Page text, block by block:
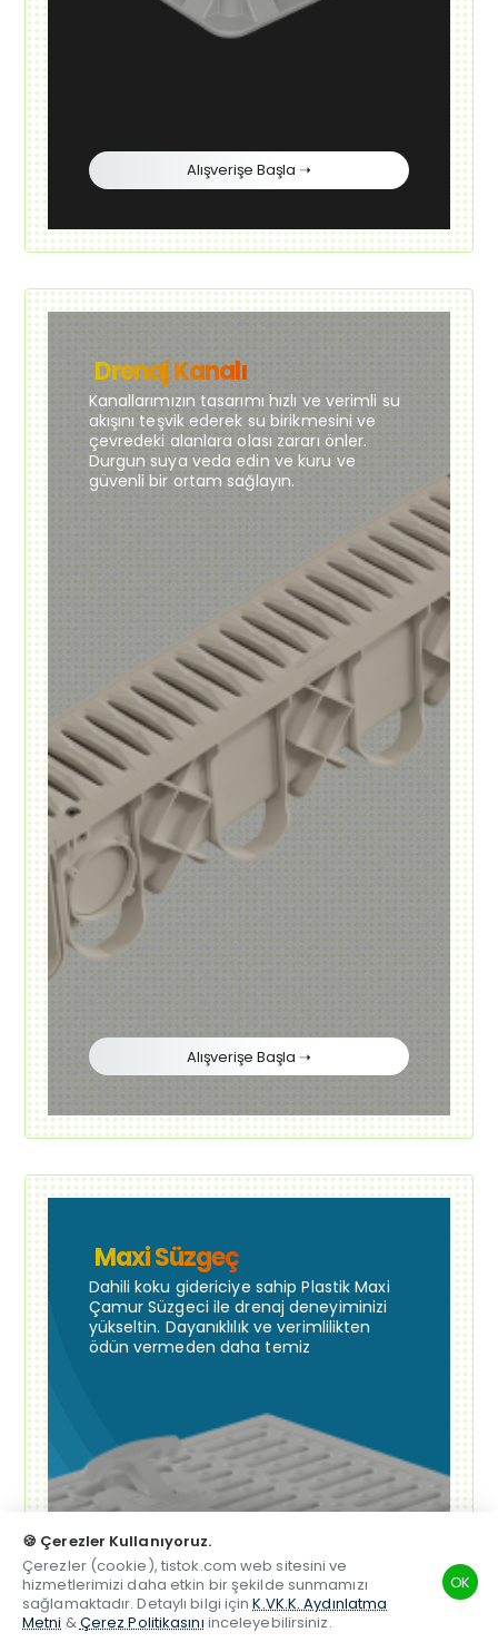
TSM Hesabım Whatsapp Telefon Beğenilen
🍪 Çerezler Kullanıyoruz.
Çerezler (cookie), tistok.com web sitesini ve
hizmetlerimizi daha etkin bir şekilde sunmamızı
sağlamaktadır. Detaylı bilgi içinK.VK.K. Aydınlatma
Metni &Çerez Politikasını inceleyebilirsiniz.
OK
Alışverişe Başla ➝
Drenaj Kanalı
Kanallarımızın tasarımı hızlı ve verimli su
akışını teşvik ederek su birikmesini ve
çevredeki alanlara olası zararı önler.
Durgun suya veda edin ve kuru ve
güvenli bir ortam sağlayın.
Alışverişe Başla ➝
Maxi Süzgeç
Dahili koku gidericiye sahip Plastik Maxi
Çamur Süzgeci ile drenaj deneyiminizi
yükseltin. Dayanıklılık ve verimlilikten
ödün vermeden daha temiz